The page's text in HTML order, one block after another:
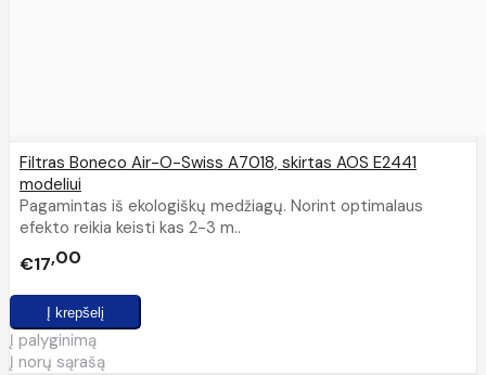
Filtras Boneco Air-O-Swiss A7018, skirtas AOS E2441
modeliui
Pagamintas iš ekologiškų medžiagų. Norint optimalaus
efekto reikia keisti kas 2-3 m..
€17 00
Į palyginimą
Į norų sąrašą